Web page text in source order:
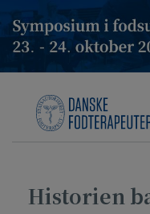
Hop
til
indholdet
Historien